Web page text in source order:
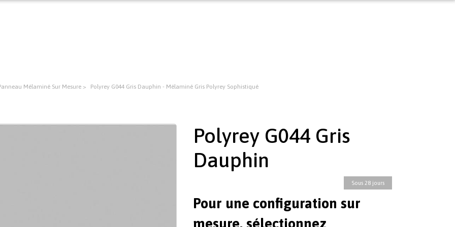
Mélaminé Sur Mesure Polyrey G044 Gris Dauphin - Mélaminé Gris Polyrey Sophistiqué
Polyrey G044 Gris
Dauphin
Sous 28 jours
Pour une configuration sur
mesure, sélectionnez